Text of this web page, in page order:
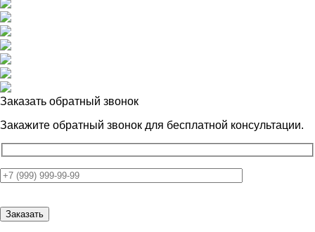
Заказать обратный звонок
Закажите обратный звонок для бесплатной консультации.